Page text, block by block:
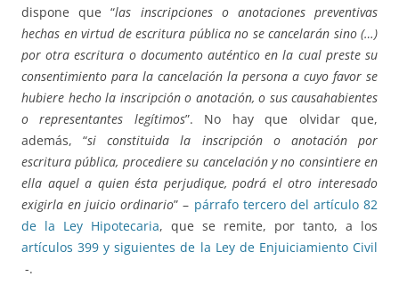
dispone que “las inscripciones o anotaciones preventivas
hechas en virtud de escritura pública no se cancelarán sino (…)
por otra escritura o documento auténtico en la cual preste su
consentimiento para la cancelación la persona a cuyo favor se
hubiere hecho la inscripción o anotación, o sus causahabientes
o representantes legítimos”. No hay que olvidar que,
además, “si constituida la inscripción o anotación por
escritura pública, procediere su cancelación y no consintiere en
ella aquel a quien ésta perjudique, podrá el otro interesado
exigirla en juicio ordinario” – párrafo tercero del artículo 82
de la Ley Hipotecaria, que se remite, por tanto, a los
artículos 399 y siguientes de la Ley de Enjuiciamiento Civil
-.